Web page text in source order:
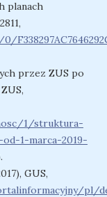
planach
przez ZUS po
1/struktura-
1-marca-2019-
GUS,
pl/